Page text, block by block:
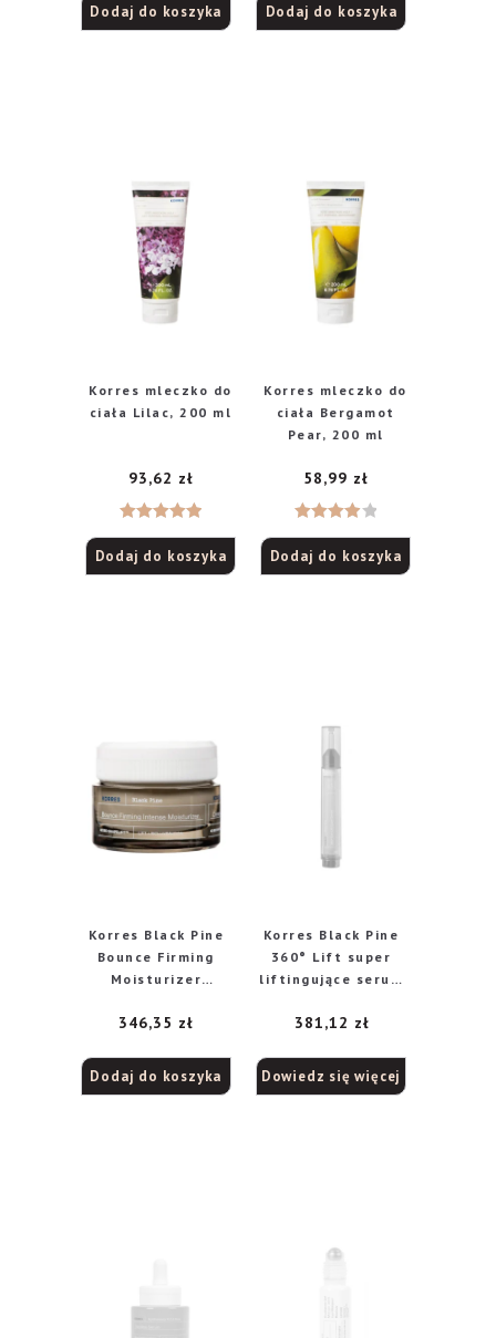
Dodaj do koszyka Dodaj do koszyka
Korres mleczko do
ciała Lilac, 200 ml
5.00na 5
93,62 zł
Dodaj do koszyka
Korres mleczko do
ciała Bergamot
Pear, 200 ml
4.00na
58,99 zł
Dodaj do koszyka
Korres Black Pine
Bounce Firming
Moisturizer
na dzień dla skóry
suchej, 40 ml
346,35 zł
Dodaj do koszyka
Korres Black Pine
360° Lift super
liftingujące serum
381,12 zł
Dowiedz się więcej